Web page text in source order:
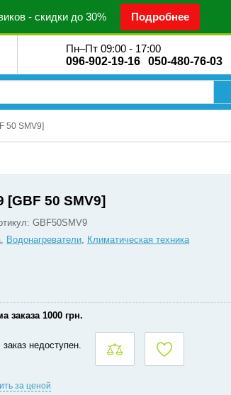
- скидки до 30% Подробнее
Пн–Пт 09:00 - 17:00
096-902-19-16
050-480-76-03
50 SMV9]
[GBF 50 SMV9]
GBF50SMV9
, Водонагреватели, Климатическая техника
1000 грн.
недоступен.
за ценой